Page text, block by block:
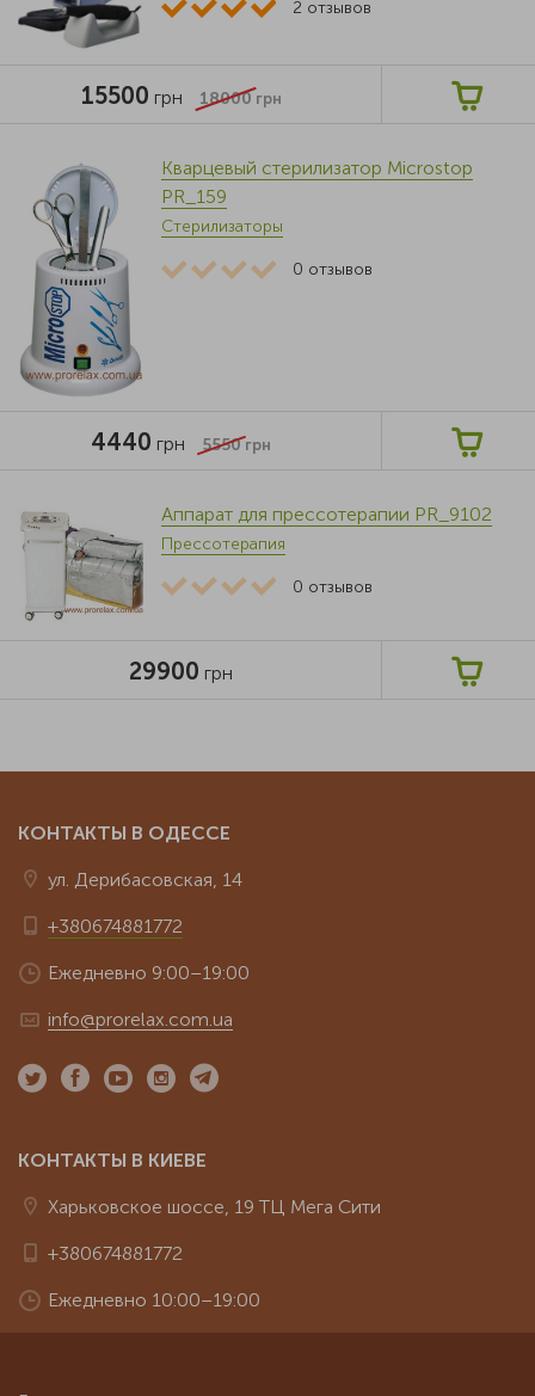
2 отзывов
15500 грн 18000 грн
Кварцевый стерилизатор Microstop
PR_159
Стерилизаторы
0 отзывов
4440 грн 5550грн
Аппарат для прессотерапии PR_9102
Прессотерапия
0 отзывов
29900 грн
КОНТАКТЫ В ОДЕССЕ
ул. Дерибасовская, 14
+380674881772
Ежедневно 9:00–19:00
info@prorelax.com.ua
КОНТАКТЫ В КИЕВЕ
Харьковское шоссе, 19 ТЦ Мега Сити
+380674881772
Ежедневно 10:00–19:00